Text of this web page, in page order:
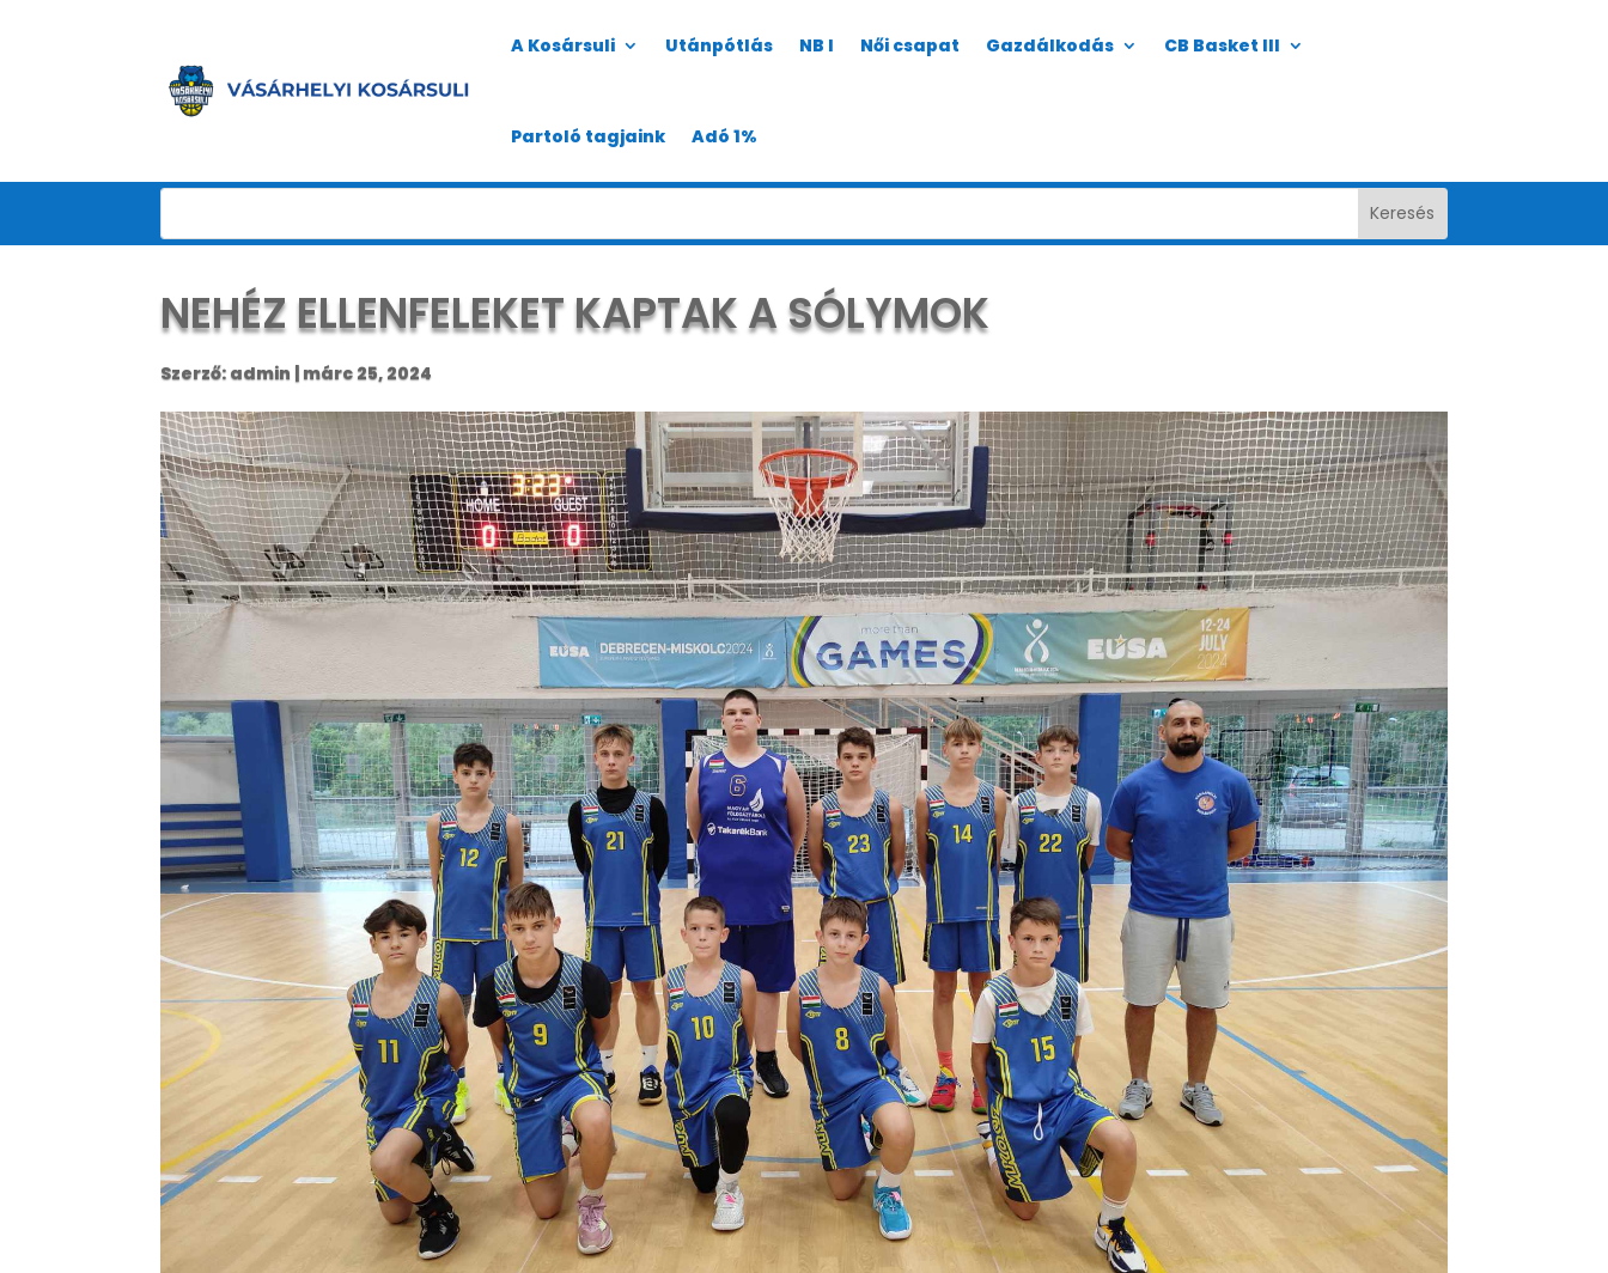
A Kosársuli Utánpótlás NB I Női csapat Gazdálkodás CB Basket III
Partoló tagjaink Adó 1%
NEHÉZ ELLENFELEKET KAPTAK A SÓLYMOK
Szerző: admin | márc 25, 2024